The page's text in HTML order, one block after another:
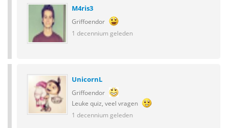
M4ris3
Griffoendor
1 decennium geleden
UnicornL
Griffoendor
Leuke quiz, veel vragen
1 decennium geleden